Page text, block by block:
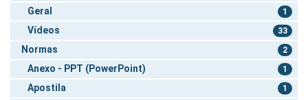
Geral 1
Vídeos 33
Normas 2
Anexo - PPT (PowerPoint) 1
Apostila 1